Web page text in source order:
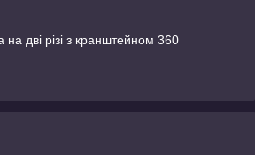
дві різі з кранштейном 360